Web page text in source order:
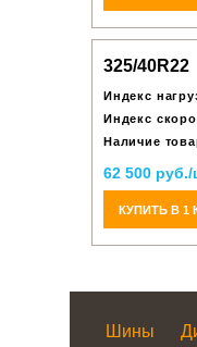
325/40R22
Индекс
Индекс
Наличие
62 500 руб./
КУПИТЬ В 1
Шины